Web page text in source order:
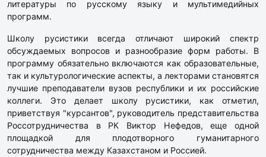
литературы по русскому языку и мультимедийных
программ.
Школу русистики всегда отличают широкий спектр
обсуждаемых вопросов и разнообразие форм работы. В
программу обязательно включаются как образовательные,
так и культурологические аспекты, а лекторами становятся
лучшие преподаватели вузов республики и их российские
коллеги. Это делает школу русистики, как отметил,
приветствуя "курсантов", руководитель представительства
Россотрудничества в РК Виктор Нефедов, еще одной
площадкой для плодотворного гуманитарного
сотрудничества между Казахстаном и Россией.